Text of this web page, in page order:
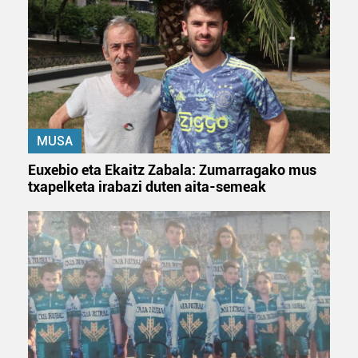
MUSA
Euxebio eta Ekaitz Zabala: Zumarragako mus
txapelketa irabazi duten aita-semeak